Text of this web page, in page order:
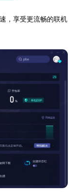
，享受更流畅的联机